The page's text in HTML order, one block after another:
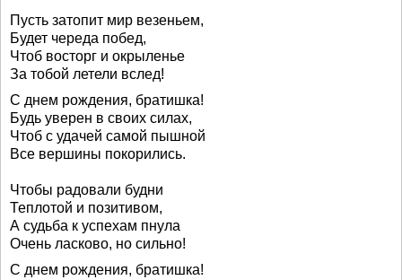
Пусть затопит мир везеньем,
Будет череда побед,
Чтоб восторг и окрыленье
За тобой летели вслед!
С днем рождения, братишка!
Будь уверен в своих силах,
Чтоб с удачей самой пышной
Все вершины покорились.
Чтобы радовали будни
Теплотой и позитивом,
А судьба к успехам пнула
Очень ласково, но сильно!
С днем рождения, братишка!